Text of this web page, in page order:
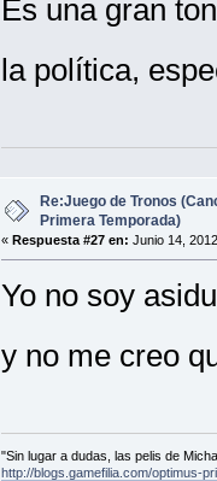
Es una gran
la política,
Re:Juego de Tronos
Primera Temporada)
« Respuesta #27 en: Junio 14,
Yo no soy
y no me creo
"Sin lugar a dudas, las pelis de
http://blogs.gamefilia.com/optimus-